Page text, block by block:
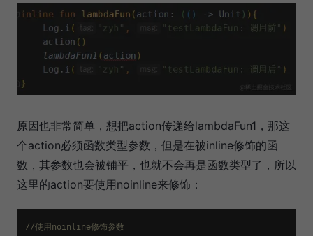
原因也非常简单，想把action传递给lambdaFun1，那这
个action必须函数类型参数，但是在被inline修饰的函
数，其参数也会被铺平，也就不会再是函数类型了，所以
这里的action要使用noinline来修饰：
//使用noinline修饰参数